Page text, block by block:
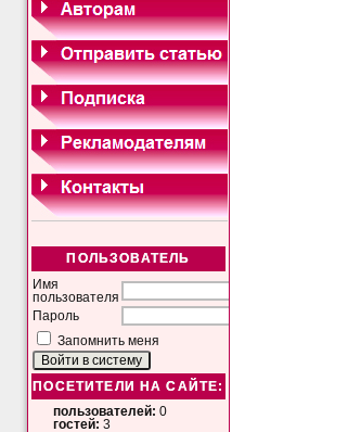
ПОЛЬЗОВАТЕЛЬ
Имя
пользователя
Пароль
Запомнить меня
ПОСЕТИТЕЛИ НА САЙТЕ:
пользователей: 0
гостей: 3